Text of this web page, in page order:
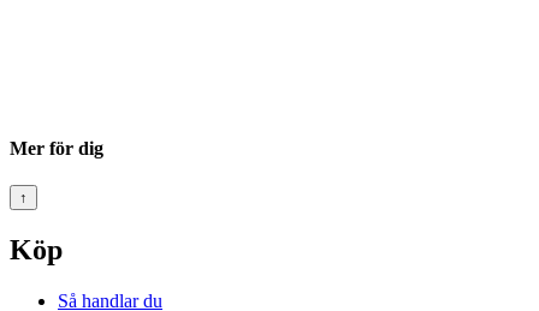
Mer för dig
↑
Köp
Så handlar du